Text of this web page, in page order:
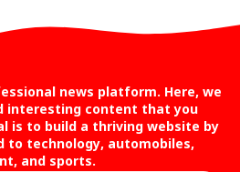
news platform. Here, we
interesting content that you
is to build a thriving website by
to technology, automobiles,
and sports.